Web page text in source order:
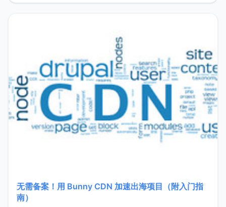
无需备案！用 Bunny CDN 加速出海项目（附入门指
南）